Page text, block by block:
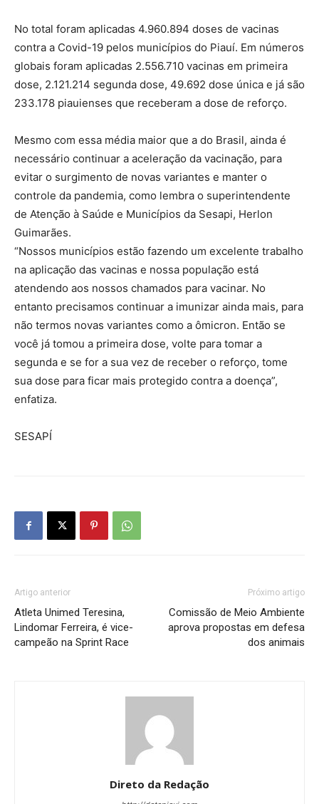
No total foram aplicadas 4.960.894 doses de vacinas
contra a Covid-19 pelos municípios do Piauí. Em números
globais foram aplicadas 2.556.710 vacinas em primeira
dose, 2.121.214 segunda dose, 49.692 dose única e já são
233.178 piauienses que receberam a dose de reforço.
Mesmo com essa média maior que a do Brasil, ainda é
necessário continuar a aceleração da vacinação, para
evitar o surgimento de novas variantes e manter o
controle da pandemia, como lembra o superintendente
de Atenção à Saúde e Municípios da Sesapi, Herlon
Guimarães.
“Nossos municípios estão fazendo um excelente trabalho
na aplicação das vacinas e nossa população está
atendendo aos nossos chamados para vacinar. No
entanto precisamos continuar a imunizar ainda mais, para
não termos novas variantes como a ômicron. Então se
você já tomou a primeira dose, volte para tomar a
segunda e se for a sua vez de receber o reforço, tome
sua dose para ficar mais protegido contra a doença”,
enfatiza.
SESAPÍ
Artigo anterior
Atleta Unimed Teresina,
Lindomar Ferreira, é vice-
campeão na Sprint Race
Próximo artigo
Comissão de Meio Ambiente
aprova propostas em defesa
dos animais
Direto da Redação